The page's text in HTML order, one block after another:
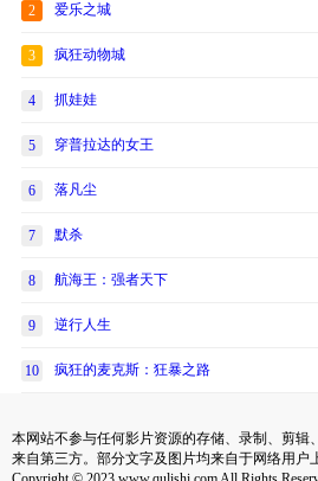
2 爱乐之城
3 疯狂动物城
4 抓娃娃
5 穿普拉达的女王
6 落凡尘
7 默杀
8 航海王：强者天下
9 逆行人生
10 疯狂的麦克斯：狂暴之路
本网站不参与任何影片资源的存储、录制、剪辑
来自第三方。部分文字及图片均来自于网络用户